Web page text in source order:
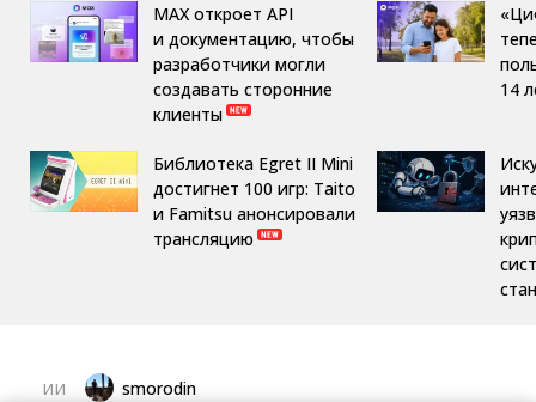
MAX откроет API
и документацию, чтобы
разработчики могли
создавать сторонние
клиенты
Библиотека Egret II Mini
достигнет 100 игр: Taito
и Famitsu анонсировали
трансляцию
14
ИИ smorodin